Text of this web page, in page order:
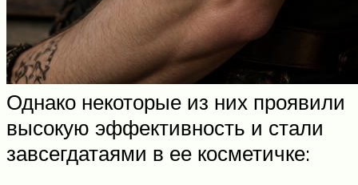
Однако некоторые из них проявили
высокую эффективность и стали
завсегдатаями в ее косметичке: